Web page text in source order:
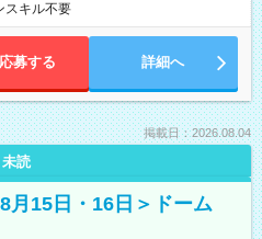
スキル不要
応募する 詳細へ
掲載日：2026.08.04
未読
月15日・16日＞ドーム